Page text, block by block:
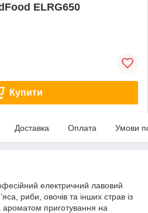
ELRG650
Купити
Доставка Оплата Умови
електричний лавовий
риби, овочів та інших страв із
приготування на